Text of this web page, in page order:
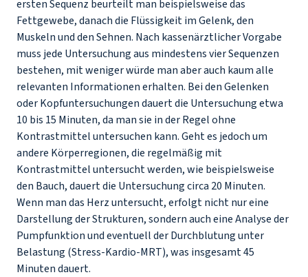
ersten Sequenz beurteilt man beispielsweise das
Fettgewebe, danach die Flüssigkeit im Gelenk, den
Muskeln und den Sehnen. Nach kassenärztlicher Vorgabe
muss jede Untersuchung aus mindestens vier Sequenzen
bestehen, mit weniger würde man aber auch kaum alle
relevanten Informationen erhalten. Bei den Gelenken
oder Kopfuntersuchungen dauert die Untersuchung etwa
10 bis 15 Minuten, da man sie in der Regel ohne
Kontrastmittel untersuchen kann. Geht es jedoch um
andere Körperregionen, die regelmäßig mit
Kontrastmittel untersucht werden, wie beispielsweise
den Bauch, dauert die Untersuchung circa 20 Minuten.
Wenn man das Herz untersucht, erfolgt nicht nur eine
Darstellung der Strukturen, sondern auch eine Analyse der
Pumpfunktion und eventuell der Durchblutung unter
Belastung (Stress-Kardio-MRT), was insgesamt 45
Minuten dauert.